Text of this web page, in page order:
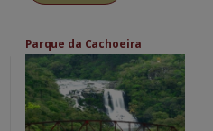
Parque da Cachoeira